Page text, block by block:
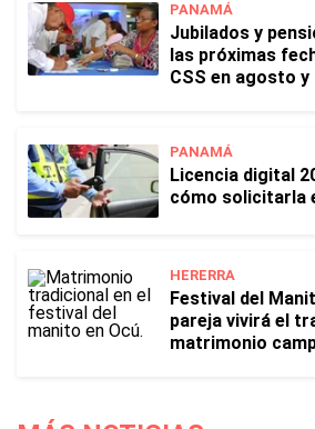
PANAMÁ
Jubilados y
las próximas
CSS en agosto
PANAMÁ
Licencia digital
cómo solicitarla
HERERRA
Festival del
pareja vivirá el
matrimonio